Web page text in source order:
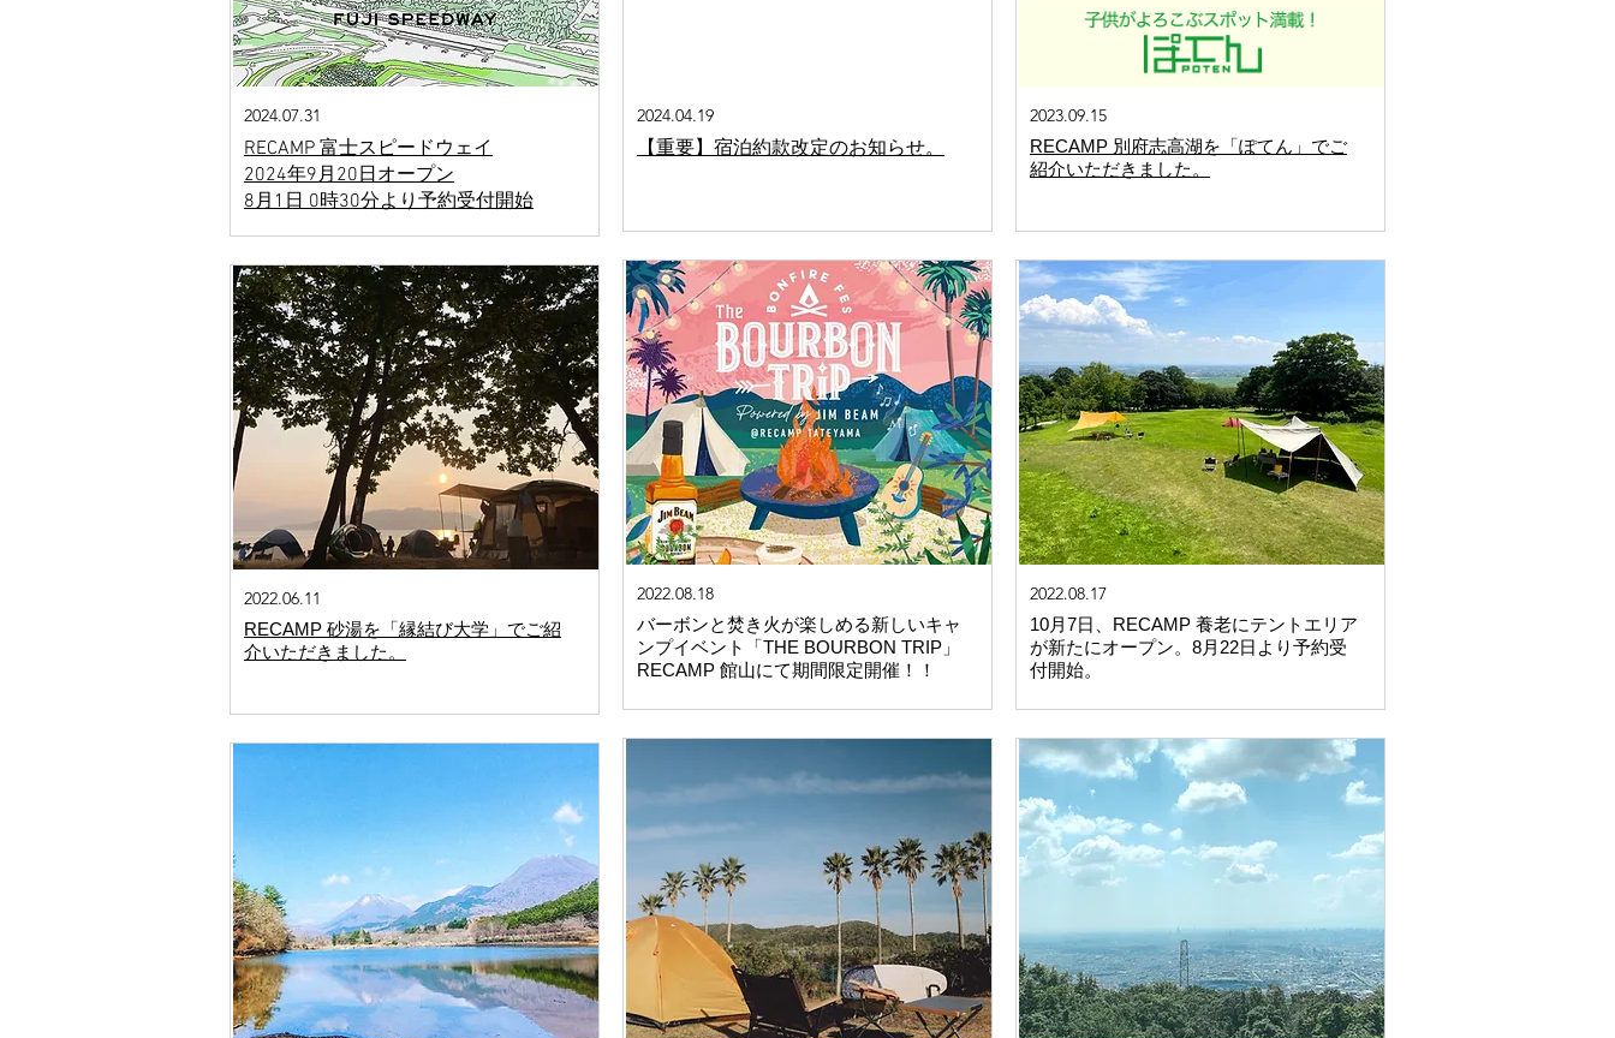
2024.07.31
RECAMP 富士スピードウェイ
2024年9月20日オープン
8月1日 0時30分より予約受付開始
2022.06.11
RECAMP 砂湯を「縁結び大学」でご紹
介いただきました。
2024.04.19
【重要】宿泊約款改定のお知らせ。
2022.08.18
バーボンと焚き火が楽しめる新しいキャ
ンプイベント「THE BOURBON TRIP」
RECAMP 館山にて期間限定開催！！
2023.09.15
RECAMP 別府志高湖を「ぽてん」でご
紹介いただきました。
2022.08.17
10月7日、RECAMP 養老にテントエリア
が新たにオープン。8月22日より予約受
付開始。